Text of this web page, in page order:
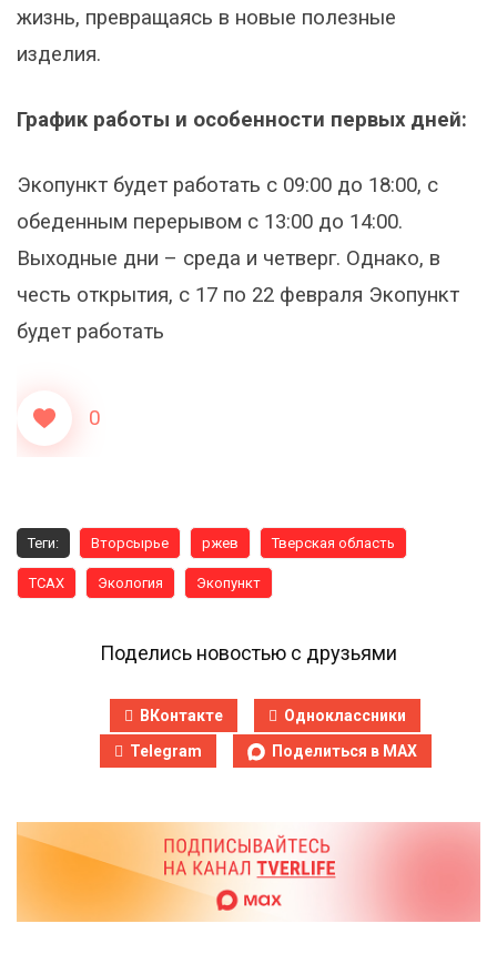
жизнь, превращаясь в новые полезные
изделия.
График работы и особенности первых дней:
Экопункт будет работать с 09:00 до 18:00, с
обеденным перерывом с 13:00 до 14:00.
Выходные дни – среда и четверг. Однако, в
честь открытия, с 17 по 22 февраля Экопункт
будет работать
0
Теги: Вторсырье ржев Тверская область
ТСАХ Экология Экопункт
Поделись новостью с друзьями
ВКонтакте
Одноклассники
Telegram
Поделиться в MAX